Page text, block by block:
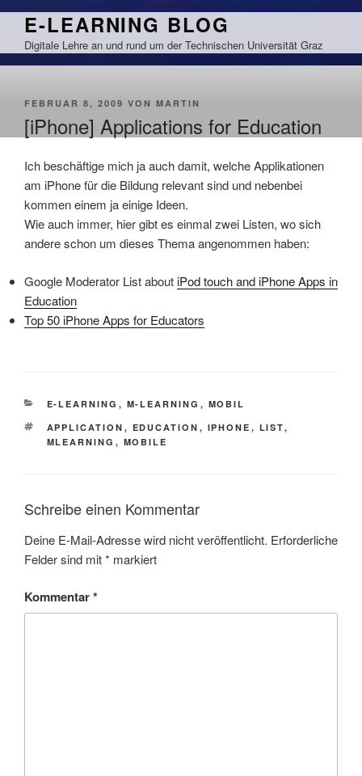
Zum
springen
E-LEARNING BLOG
Digitale Lehre an und rund um der Technischen Universität Graz
VERÖFFENTLICHT
FEBRUAR 8, 2009 VON MARTIN
[iPhone] Applications for Education
Ich beschäftige mich ja auch damit, welche Applikationen
am iPhone für die Bildung relevant sind und nebenbei
kommen einem ja einige Ideen.
Wie auch immer, hier gibt es einmal zwei Listen, wo sich
andere schon um dieses Thema angenommen haben:
Google Moderator List aboutiPod touch and iPhone Apps in
Education
Top 50 iPhone Apps for Educators
KATEGORIEN
E-LEARNING , M-LEARNING , MOBIL
SCHLAGWÖRTER
APPLICATION , EDUCATION , IPHONE , LIST,
MLEARNING , MOBILE
Schreibe einen Kommentar
Deine E-Mail-Adresse wird nicht veröffentlicht. Erforderliche
Felder sind mit* markiert
Kommentar*